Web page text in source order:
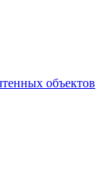
объектов